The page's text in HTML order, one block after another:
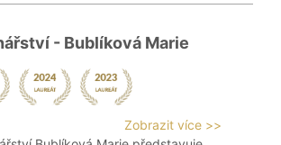
- Bublíková Marie
Zobrazit více >>